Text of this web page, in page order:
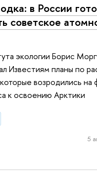
в России
советское
экологии Борис
Известиям планы по
возродились на
к освоению Арктики
5